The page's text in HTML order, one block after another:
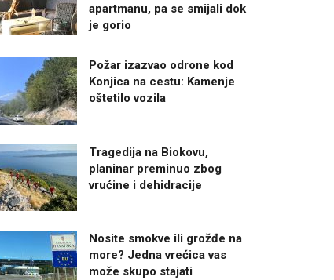
apartmanu, pa se smijali dok
je gorio
Požar izazvao odrone kod
Konjica na cestu: Kamenje
oštetilo vozila
Tragedija na Biokovu,
planinar preminuo zbog
vrućine i dehidracije
Nosite smokve ili grožđe na
more? Jedna vrećica vas
može skupo stajati